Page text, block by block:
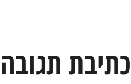
כתיבת תגובה